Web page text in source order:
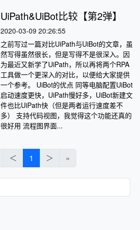
UiPath&UiBot比较【第2弹】
2020-03-09 20:26:55
之前写过一篇对比UiPath与UiBot的文章，虽
然写得虽然很长，但是写得不是很深入。因
为最近又新学了UiPath，所以再将两个RPA
工具做一个更深入的对比，以便给大家提供
一个参考。 UiBot的优点 同等电脑配置UiBot
启动速度更快，UiPath慢好多，UiBot新建文
件也比UiPath快（但是两者运行速度差不
多） 支持代码视图，我觉得这个功能还真的
很好用 流程图界面...
＜ 1 ＞ »